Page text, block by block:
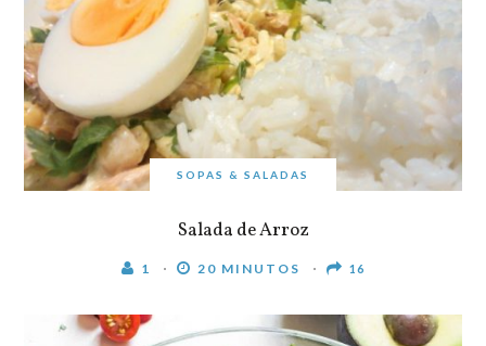
SOPAS & SALADAS
Salada de Arroz
1 20 MINUTOS 16